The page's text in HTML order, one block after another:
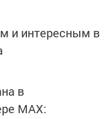
и интересным в
в
MАХ: